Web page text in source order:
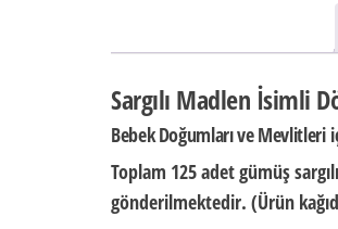
Sargılı Madlen İsimli
Bebek Doğumları ve Mevlitleri
Toplam 125 adet gümüş
gönderilmektedir. (Ürün